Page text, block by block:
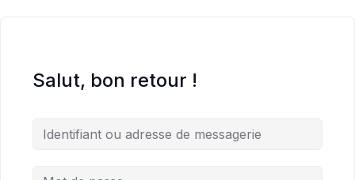
Salut, bon retour !